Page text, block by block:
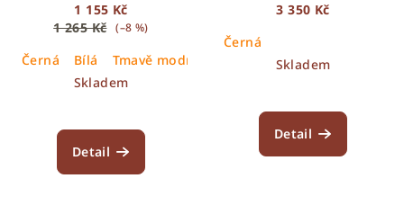
1 155 Kč
1 265 Kč (–8 %)
Černá Bílá
Tmavě modrá
Skladem
Detail
3 350 Kč
Černá
Skladem
Detail